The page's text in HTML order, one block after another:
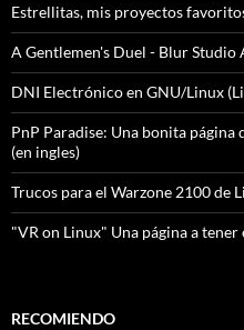
Estrellitas, mis proyectos
A Gentlemen's Duel - Blur
DNI Electrónico en GNU/Linux
PnP Paradise: Una bonita
(en ingles)
Trucos para el Warzone 2100 de
"VR on Linux" Una página a tener
RECOMIENDO